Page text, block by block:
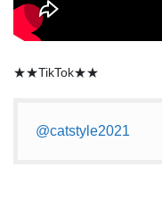
★★TikTok★★
@catstyle2021